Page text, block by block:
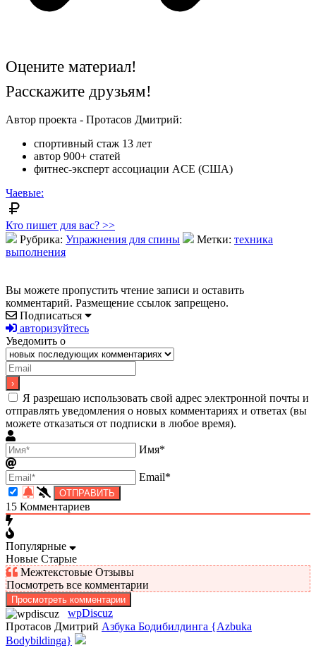
Оцените материал!
Расскажите друзьям!
Автор проекта - Протасов Дмитрий:
спортивный стаж 13 лет
автор 900+ статей
фитнес-эксперт ассоциации ACE (США)
Чаевые:
Кто пишет для вас? >>
Рубрика: Упражнения для спины Метки: техника
выполнения
Вы можете пропустить чтение записи и оставить
комментарий. Размещение ссылок запрещено.
Подписаться
авторизуйтесь
Уведомить о
Я разрешаю использовать свой адрес электронной почты и
отправлять уведомления о новых комментариях и ответах (вы
можете отказаться от подписки в любое время).
Имя*
Email*
15 Комментариев
Популярные
Новые Старые
Межтекстовые Отзывы
Посмотреть все комментарии
Просмотреть комментарии
wpDiscuz
Протасов Дмитрий Азбука Бодибилдинга {Azbuka
Bodybildinga}